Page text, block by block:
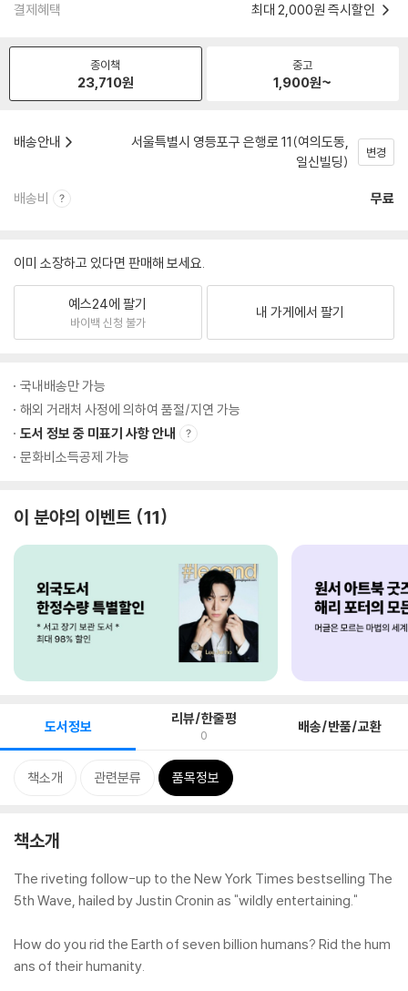
결제혜택 최대 2,000원 즉시할인
종이책
23,710원
중고
1,900원~
배송안내
서울특별시 영등포구 은행로 11(여의도동,
일신빌딩)
변경
배송비 무료
이미 소장하고 있다면 판매해 보세요.
예스24에 팔기
바이백 신청 불가
내 가게에서 팔기
국내배송만 가능
해외 거래처 사정에 의하여 품절/지연 가능
도서 정보 중 미표기 사항 안내
문화비소득공제 가능
이 분야의 이벤트 11
도서정보 리뷰/한줄평
0 배송/반품/교환
책소개 관련분류 품목정보
책소개
The riveting follow-up to the New York Times bestselling The
5th Wave, hailed by Justin Cronin as "wildly entertaining."
How do you rid the Earth of seven billion humans? Rid the hum
ans of their humanity.